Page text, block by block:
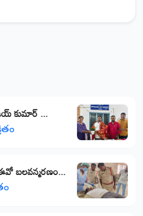
కుమార్ ...
బలవన్మరణం...